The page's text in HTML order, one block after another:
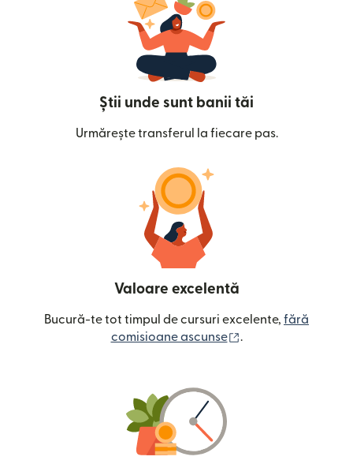
Știi unde sunt banii tăi
Urmărește transferul la fiecare pas.
Valoare excelentă
Bucură-te tot timpul de cursuri excelente, fără
comisioane ascunse
.